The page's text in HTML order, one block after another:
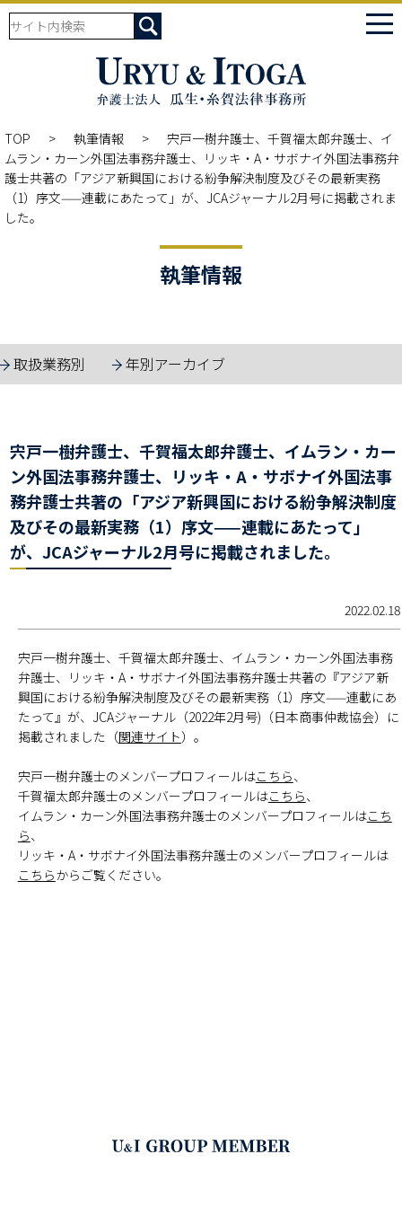
TOP 執筆情報
宍戸一樹弁護士、千賀福太郎弁護士、イ
ムラン・カーン外国法事務弁護士、リッキ・A・サボナイ外国法事務弁
護士共著の「アジア新興国における紛争解決制度及びその最新実務
（1）序文——連載にあたって」が、JCAジャーナル2月号に掲載されま
した。
執筆情報
取扱業務別 年別アーカイブ
宍戸一樹弁護士、千賀福太郎弁護士、イムラン・カー
ン外国法事務弁護士、リッキ・A・サボナイ外国法事
務弁護士共著の「アジア新興国における紛争解決制度
及びその最新実務（1）序文——連載にあたって」
が、JCAジャーナル2月号に掲載されました。
2022.02.18
宍戸一樹弁護士、千賀福太郎弁護士、イムラン・カーン外国法事務
弁護士、リッキ・A・サボナイ外国法事務弁護士共著の『アジア新
興国における紛争解決制度及びその最新実務（1）序文——連載にあ
たって』が、JCAジャーナル（2022年2月号)（日本商事仲裁協会）に
掲載されました（関連サイト）。
宍戸一樹弁護士のメンバープロフィールはこちら、
千賀福太郎弁護士のメンバープロフィールはこちら、
イムラン・カーン外国法事務弁護士のメンバープロフィールはこち
ら、
リッキ・A・サボナイ外国法事務弁護士のメンバープロフィールは
こちらからご覧ください。